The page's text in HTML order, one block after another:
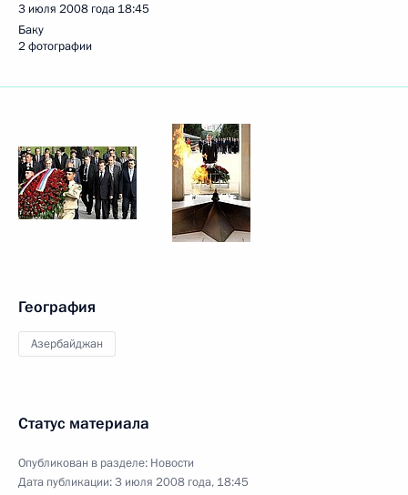
3 июля 2008 года 18:45
Баку
2 фотографии
География
Азербайджан
Статус материала
Опубликован в разделе: Новости
Дата публикации:3 июля 2008 года, 18:45